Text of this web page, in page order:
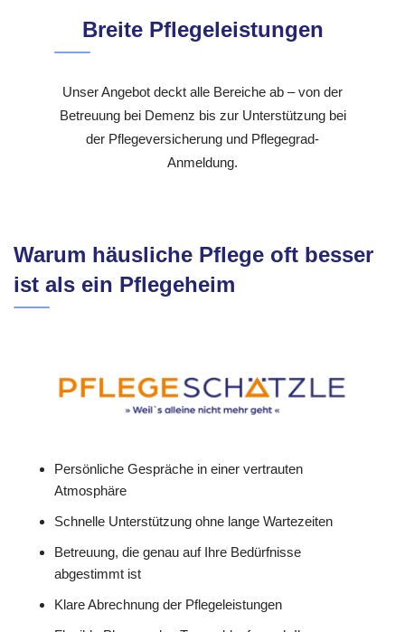
Breite Pflegeleistungen
Unser Angebot deckt alle Bereiche ab – von der
Betreuung bei Demenz bis zur Unterstützung bei
der Pflegeversicherung und Pflegegrad-
Anmeldung.
Warum häusliche Pflege oft besser
ist als ein Pflegeheim
Persönliche Gespräche in einer vertrauten
Atmosphäre
Schnelle Unterstützung ohne lange Wartezeiten
Betreuung, die genau auf Ihre Bedürfnisse
abgestimmt ist
Klare Abrechnung der Pflegeleistungen